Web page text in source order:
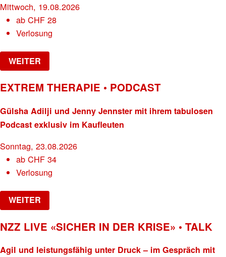
Mittwoch, 19.08.2026
abCHF 28
Verlosung
WEITER
EXTREM THERAPIE • PODCAST
Gülsha Adilji und Jenny Jennster mit ihrem tabulosen
Podcast exklusiv im Kaufleuten
Sonntag, 23.08.2026
abCHF 34
Verlosung
WEITER
NZZ LIVE «SICHER IN DER KRISE» • TALK
Agil und leistungsfähig unter Druck – im Gespräch mit